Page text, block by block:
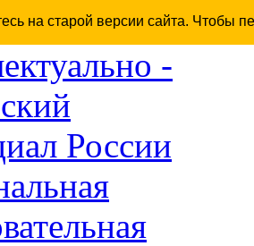
на старой версии сайта. Чтобы
-
России